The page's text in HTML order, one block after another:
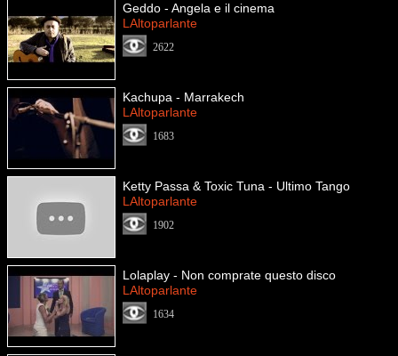
Geddo - Angela e il cinema
LAltoparlante
2622
Kachupa - Marrakech
LAltoparlante
1683
Ketty Passa & Toxic Tuna - Ultimo Tango
LAltoparlante
1902
Lolaplay - Non comprate questo disco
LAltoparlante
1634